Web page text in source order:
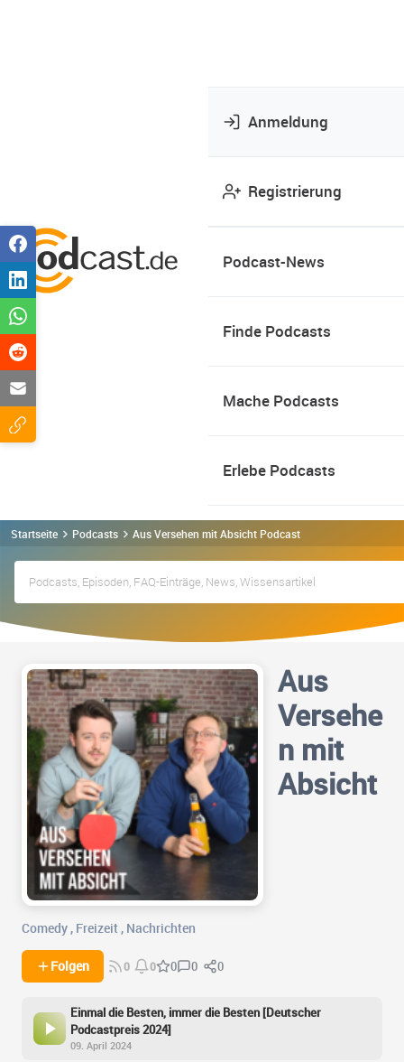
Anmeldung
Registrierung
Podcast-News
Finde Podcasts
Mache Podcasts
Erlebe Podcasts
Startseite Podcasts Aus Versehen mit Absicht Podcast
Aus
Versehe
n mit
Absicht
Comedy , Freizeit , Nachrichten
Folgen 0 0 0 0 0
Einmal die Besten, immer die Besten [Deutscher
Podcastpreis 2024]
09. April 2024